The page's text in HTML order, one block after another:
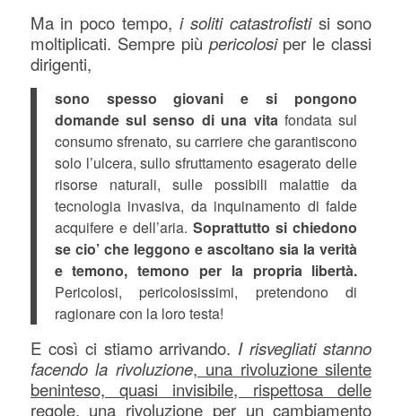
Ma in poco tempo, i soliti catastrofistisi sono
moltiplicati. Sempre più pericolosiper le classi
dirigenti,
sono spesso giovani e si pongono
domande sul senso di una vitafondata sul
consumo sfrenato, su carriere che garantiscono
solo l’ulcera, sullo sfruttamento esagerato delle
risorse naturali, sulle possibili malattie da
tecnologia invasiva, da inquinamento di falde
acquifere e dell’aria.Soprattutto si chiedono
se cio’ che leggono e ascoltano sia la verità
e temono, temono per la propria libertà.
Pericolosi, pericolosissimi, pretendono di
ragionare con la loro testa!
E così ci stiamo arrivando. I risvegliati stanno
facendo la rivoluzione, una rivoluzione silente
beninteso, quasi invisibile, rispettosa delle
regole, una rivoluzione per un cambiamento